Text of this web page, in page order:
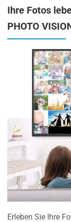
Ihre Fotos
PHOTO
Erleben Sie Ihre